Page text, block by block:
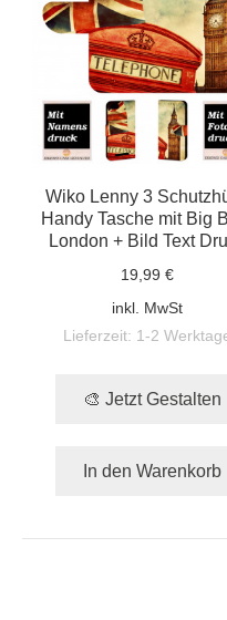
Wiko Lenny 3
Handy Tasche mit Big
London + Bild Text
19,99 €
inkl. MwSt
Lieferzeit: 1-2
🎨 Jetzt Gestalten
In den Warenkorb